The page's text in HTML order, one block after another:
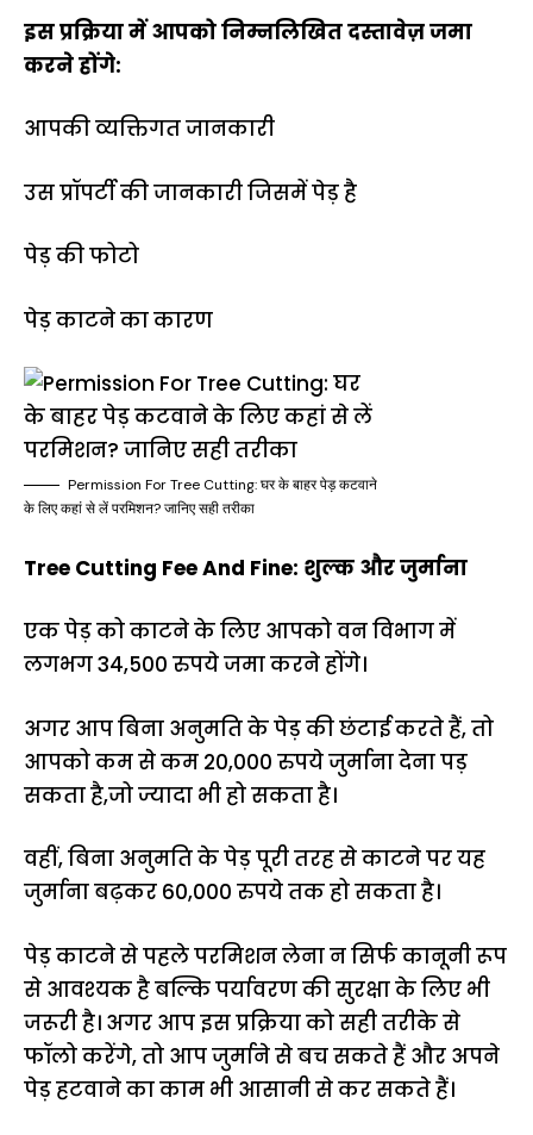
इस प्रक्रिया में आपको निम्नलिखित दस्तावेज़ जमा
करने होंगे:
आपकी व्यक्तिगत जानकारी
उस प्रॉपर्टी की जानकारी जिसमें पेड़ है
पेड़ की फोटो
पेड़ काटने का कारण
Permission For Tree Cutting: घर के बाहर पेड़ कटवाने
के लिए कहां से लें परमिशन? जानिए सही तरीका
Tree Cutting Fee And Fine: शुल्क और जुर्माना
एक पेड़ को काटने के लिए आपको वन विभाग में
लगभग 34,500 रुपये जमा करने होंगे।
अगर आप बिना अनुमति के पेड़ की छंटाई करते हैं, तो
आपको कम से कम 20,000 रुपये जुर्माना देना पड़
सकता है,जो ज्यादा भी हो सकता है।
वहीं, बिना अनुमति के पेड़ पूरी तरह से काटने पर यह
जुर्माना बढ़कर 60,000 रुपये तक हो सकता है।
पेड़ काटने से पहले परमिशन लेना न सिर्फ कानूनी रूप
से आवश्यक है बल्कि पर्यावरण की सुरक्षा के लिए भी
जरूरी है। अगर आप इस प्रक्रिया को सही तरीके से
फॉलो करेंगे, तो आप जुर्माने से बच सकते हैं और अपने
पेड़ हटवाने का काम भी आसानी से कर सकते हैं।